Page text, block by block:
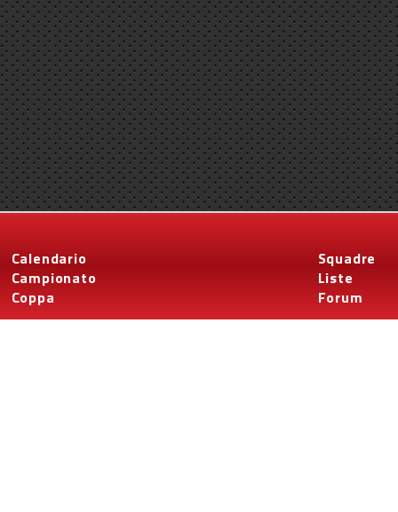
Calendario
Campionato
Coppa
Squadre
Liste
Forum